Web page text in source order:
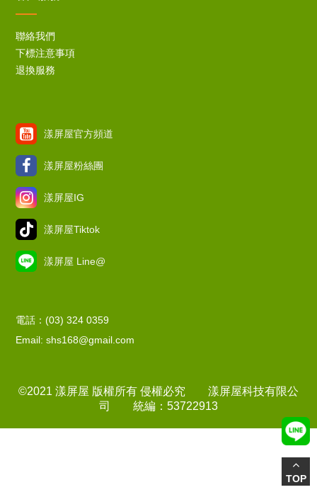
聯絡我們
下標注意事項
退換服務
漾屏屋官方頻道
漾屏屋粉絲團
漾屏屋IG
漾屏屋Tiktok
漾屏屋 Line@
電話：(03) 324 0359
Email: shs168@gmail.com
©2021 漾屏屋 版權所有 侵權必究 漾屏屋科技有限公
司 統編：53722913
TOP